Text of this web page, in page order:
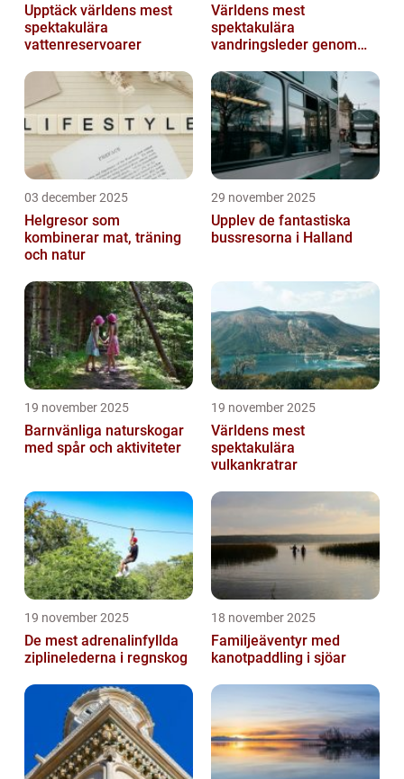
Upptäck världens mest
spektakulära
vattenreservoarer
Världens mest
spektakulära
vandringsleder genom
03 december 2025
Helgresor som
kombinerar mat, träning
och natur
29 november 2025
Upplev de fantastiska
bussresorna i Halland
19 november 2025
Barnvänliga naturskogar
med spår och aktiviteter
19 november 2025
Världens mest
spektakulära
vulkankratrar
19 november 2025
De mest adrenalinfyllda
ziplinelederna i regnskog
18 november 2025
Familjeäventyr med
kanotpaddling i sjöar